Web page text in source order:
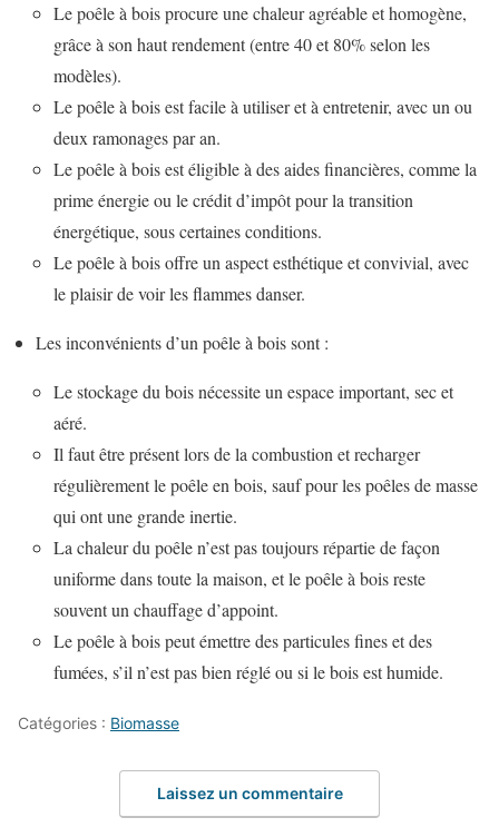
Le poêle à bois procure une chaleur agréable et homogène,
grâce à son haut rendement (entre 40 et 80% selon les
modèles).
Le poêle à bois est facile à utiliser et à entretenir, avec un ou
deux ramonages par an.
Le poêle à bois est éligible à des aides financières, comme la
prime énergie ou le crédit d’impôt pour la transition
énergétique, sous certaines conditions.
Le poêle à bois offre un aspect esthétique et convivial, avec
le plaisir de voir les flammes danser.
Les inconvénients d’un poêle à bois sont :
Le stockage du bois nécessite un espace important, sec et
aéré.
Il faut être présent lors de la combustion et recharger
régulièrement le poêle en bois, sauf pour les poêles de masse
qui ont une grande inertie.
La chaleur du poêle n’est pas toujours répartie de façon
uniforme dans toute la maison, et le poêle à bois reste
souvent un chauffage d’appoint.
Le poêle à bois peut émettre des particules fines et des
fumées, s’il n’est pas bien réglé ou si le bois est humide.
Catégories : Biomasse
Laissez un commentaire